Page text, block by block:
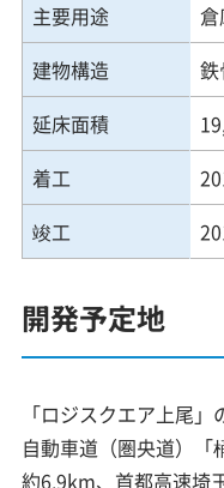
主要用途
倉
建物構造
延床面積
着工
竣工
開発予定地
「ロジスクエア上尾
自動車道（圏央道）「
約6.9km、首都高速埼